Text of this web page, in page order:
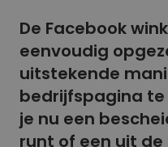
De Facebook
eenvoudig
uitstekende
bedrijfspagina te
je nu een
runt of een uit